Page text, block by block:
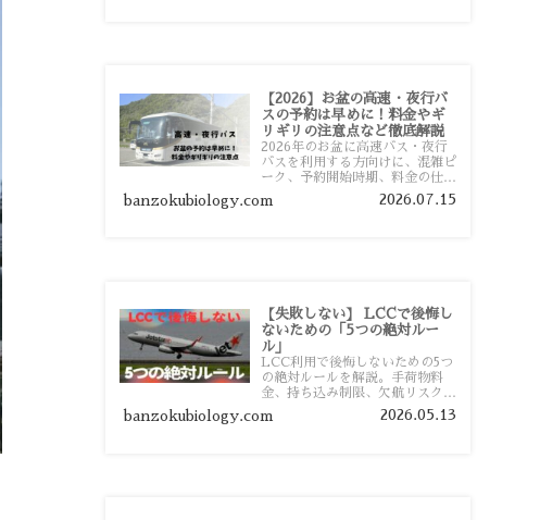
【2026】お盆の高速・夜行バ
スの予約は早めに！料金やギ
リギリの注意点など徹底解説
2026年のお盆に高速バス・夜行
バスを利用する方向けに、混雑ピ
ーク、予約開始時期、料金の仕組
み、キャンセル待ちのコツ、直前
予約の注意点まで詳しく解説しま
banzokubiology.com 2026.07.15
【失敗しない】 LCCで後悔し
ないための「5つの絶対ルー
ル」
LCC利用で後悔しないための5つ
の絶対ルールを解説。手荷物料
金、持ち込み制限、欠航リスク、
時間厳守など、格安航空会社を利
用する前に知っておきたい注意点
banzokubiology.com 2026.05.13